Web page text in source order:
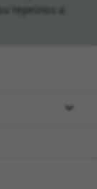
tepelnou a